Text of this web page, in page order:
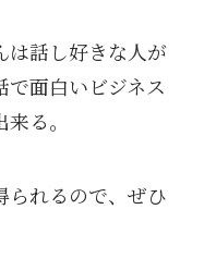
は話し好きな人が
面白いビジネス
る。
られるので、ぜひ